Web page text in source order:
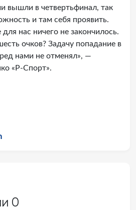
вышли в четвертьфинал, так
и там себя проявить.
нас ничего не закончилось.
очков? Задачу попадание в
нами не отменял», —
«Р-Спорт».
0